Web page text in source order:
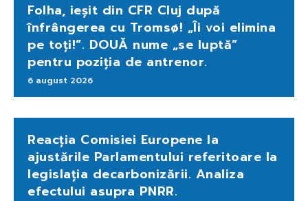
Folha, ieșit din CFR Cluj după
înfrângerea cu Tromsø! „Îi voi elimina
pe toți!”. DOUĂ nume „se luptă”
pentru poziția de antrenor.
6 august 2026
Reacția Comisiei Europene la
ajustările Parlamentului referitoare la
legislația decarbonizării. Analiza
efectului asupra PNRR.